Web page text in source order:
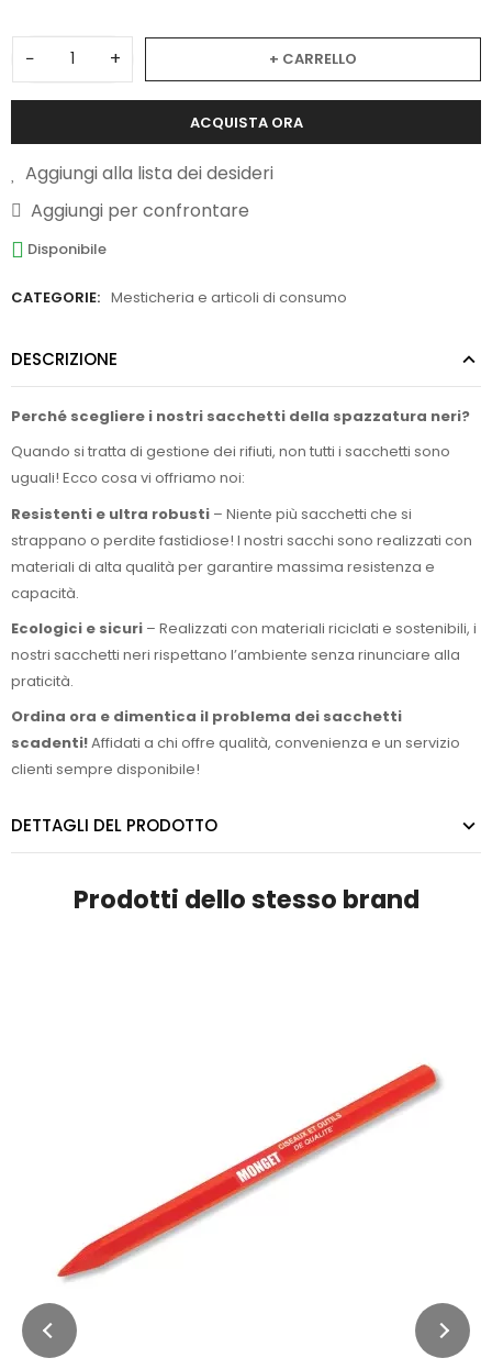
− + + CARRELLO
ACQUISTA ORA
Aggiungi alla lista dei desideri
Aggiungi per confrontare
Disponibile
CATEGORIE: Mesticheria e articoli di consumo
DESCRIZIONE
Perché scegliere i nostri sacchetti della spazzatura neri?
Quando si tratta di gestione dei rifiuti, non tutti i sacchetti sono
uguali! Ecco cosa vi offriamo noi:
Resistenti e ultra robusti – Niente più sacchetti che si
strappano o perdite fastidiose! I nostri sacchi sono realizzati con
materiali di alta qualità per garantire massima resistenza e
capacità.
Ecologici e sicuri – Realizzati con materiali riciclati e sostenibili, i
nostri sacchetti neri rispettano l’ambiente senza rinunciare alla
praticità.
Ordina ora e dimentica il problema dei sacchetti
scadenti!Affidati a chi offre qualità, convenienza e un servizio
clienti sempre disponibile!
DETTAGLI DEL PRODOTTO
Prodotti dello stesso brand